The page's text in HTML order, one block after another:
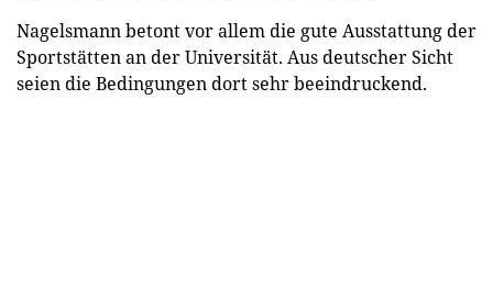
Nagelsmann betont vor allem die gute Ausstattung der
Sportstätten an der Universität. Aus deutscher Sicht
seien die Bedingungen dort sehr beeindruckend.